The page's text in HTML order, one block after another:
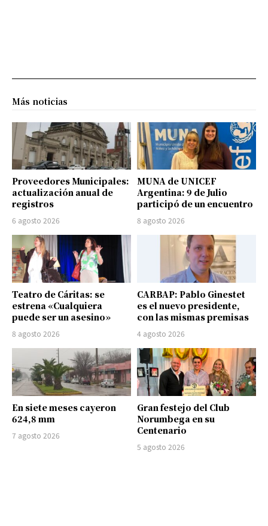
Más noticias
Proveedores Municipales:
actualización anual de
registros
6 agosto 2026
MUNA de UNICEF
Argentina: 9 de Julio
participó de un encuentro
8 agosto 2026
Teatro de Cáritas: se
estrena «Cualquiera
puede ser un asesino»
8 agosto 2026
CARBAP: Pablo Ginestet
es el nuevo presidente,
con las mismas premisas
4 agosto 2026
En siete meses cayeron
624,8 mm
7 agosto 2026
Gran festejo del Club
Norumbega en su
Centenario
5 agosto 2026